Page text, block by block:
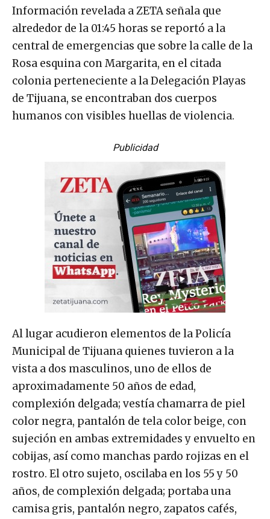
Información revelada a ZETA señala que
alrededor de la 01:45 horas se reportó a la
central de emergencias que sobre la calle de la
Rosa esquina con Margarita, en el citada
colonia perteneciente a la Delegación Playas
de Tijuana, se encontraban dos cuerpos
humanos con visibles huellas de violencia.
Publicidad
Al lugar acudieron elementos de la Policía
Municipal de Tijuana quienes tuvieron a la
vista a dos masculinos, uno de ellos de
aproximadamente 50 años de edad,
complexión delgada; vestía chamarra de piel
color negra, pantalón de tela color beige, con
sujeción en ambas extremidades y envuelto en
cobijas, así como manchas pardo rojizas en el
rostro. El otro sujeto, oscilaba en los 55 y 50
años, de complexión delgada; portaba una
camisa gris, pantalón negro, zapatos cafés,